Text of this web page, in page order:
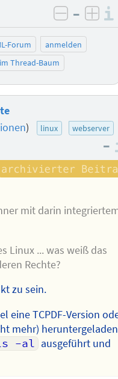
negativ
–
Forum
anmelden
Thread-Baum
) linux webserver
–
mit darin
Linux ... was weiß das
Rechte?
zu sein.
eine TCPDF-Version
mehr)
-al ausgeführt und